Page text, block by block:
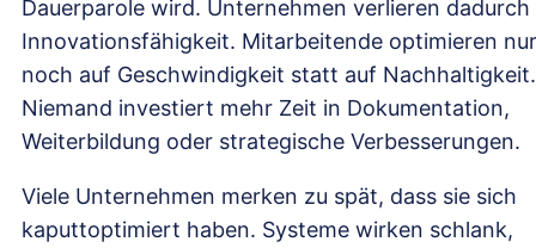
Dauerparole wird. Unternehmen verlieren dadurch
Innovationsfähigkeit. Mitarbeitende optimieren nur
noch auf Geschwindigkeit statt auf Nachhaltigkeit.
Niemand investiert mehr Zeit in Dokumentation,
Weiterbildung oder strategische Verbesserungen.
Viele Unternehmen merken zu spät, dass sie sich
kaputtoptimiert haben. Systeme wirken schlank,